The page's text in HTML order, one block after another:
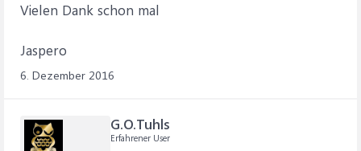
Vielen Dank schon mal
Jaspero
6. Dezember 2016
G.O.Tuhls
Erfahrener User